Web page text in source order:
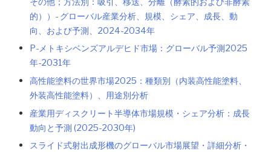
的））- グローバル産業分析、規模、シェア、成長、動
向、および予測、2024-2034年
P-メトキシベンズアルデヒド市場：グローバル予測2025
年-2031年
高性能塗料の世界市場2025：種類別（内装高性能塗料、
外装高性能塗料）、用途別分析
産業用ディスクリート半導体市場規模・シェア分析：成長
動向と予測 (2025-2030年)
スライド式射出成形機のグローバル市場展望・詳細分析・